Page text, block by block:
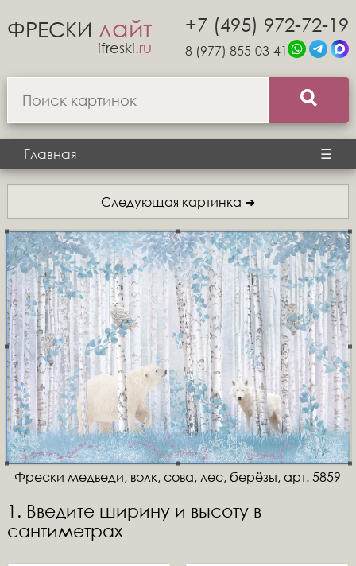
ФРЕСКИ лайт
ifreski.ru
+7 (495) 972-72-19
8 (977) 855-03-41
Главная ☰
Следующая картинка ➜
Фрески медведи, волк, сова, лес, берёзы, арт. 5859
1. Введите ширину и высоту в
сантиметрах